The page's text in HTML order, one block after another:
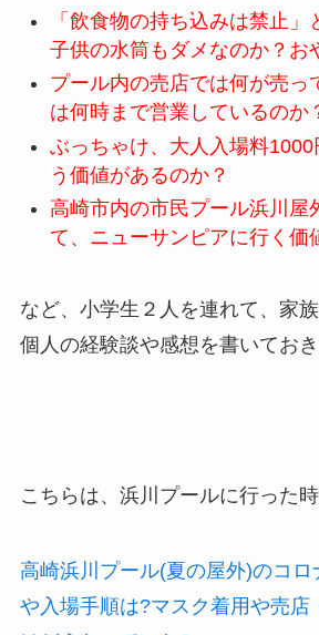
「飲食物の持ち込みは禁止
子供の水筒もダメなのか？お
プール内の売店では何が売っ
は何時まで営業しているのか
ぶっちゃけ、大人入場料
う価値があるのか？
高崎市内の市民プール浜川屋
て、ニューサンピアに行く価
など、小学生２人を連れて、家
個人の経験談や感想を書いておき
こちらは、浜川プールに行った
高崎浜川プール(夏の屋外)のコロ
や入場手順は?マスク着用や売店